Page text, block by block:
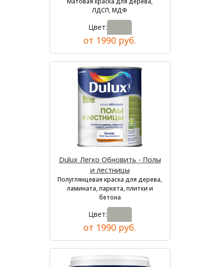
ЛДСП, МДФ
Цвет:
от 1990 руб.
Dulux Легко Обновить - Полы
и лестницы
Полуглянцевая краска для дерева,
ламината, паркета, плитки и
бетона
Цвет:
от 1990 руб.